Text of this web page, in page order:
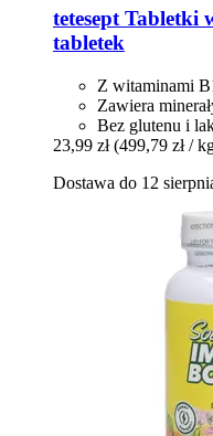
tetesept Tabletki
tabletek
Z witaminami
Zawiera
Bez glutenu i
23,99 zł (499,79 zł /
Dostawa do 12